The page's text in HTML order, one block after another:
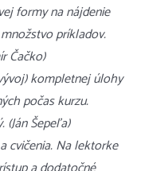
formy na nájdenie
príkladov.
Čačko)
kompletnej úlohy
počas kurzu.
Šepeľa)
cvičenia. Na lektorke